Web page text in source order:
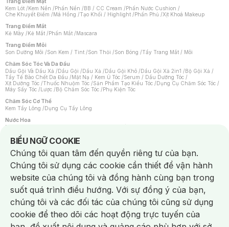
Kem Lót /Kem Nền /Phấn Nền /BB / CC Cream /Phấn Nước Cushion /
Che Khuyết Điểm /Má Hồng /Tạo Khối / Highlight /Phấn Phủ /Xịt Khoá Makeup
Trang Điểm Mắt
Kẻ Mày /Kẻ Mắt /Phấn Mắt /Mascara
Trang Điểm Môi
Son Dưỡng Môi /Son Kem / Tint /Son Thỏi /Son Bóng /Tẩy Trang Mắt / Môi
Chăm Sóc Tóc Và Da Đầu
Dầu Gội Và Dầu Xả /Dầu Gội /Dầu Xả /Dầu Gội Khô /Dầu Gội Xả 2in1 /Bộ Gội Xả /
Tẩy Tế Bào Chết Da Đầu /Mặt Nạ / Kem Ủ Tóc /Serum / Dầu Dưỡng Tóc /
Xịt Dưỡng Tóc /Thuốc Nhuộm Tóc /Sản Phẩm Tạo Kiểu Tóc /Dụng Cụ Chăm Sóc Tóc /
Máy Sấy Tóc /Lược /Bộ Chăm Sóc Tóc /Phụ Kiện Tóc
Chăm Sóc Cơ Thể
Kem Tẩy Lông /Dụng Cụ Tẩy Lông
Nước Hoa
Nước Hoa Nữ
Chăm Sóc Cá Nhân
Chống Muỗi /Khẩu Trang /Máy Massage/Mặt Nạ Xông Hơi /Nước Rửa Tay/
Sản Phẩm Chăm Sóc Khác /Bàn Chải Đánh Răng /Bàn Chải Điện/
Hỗ Trợ Trắng Răng/Kem Đánh Răng /Máy Tăm Nước/ Nước Súc Miệng/
Tăm / Chỉ Nha Khoa/ Xịt Thơm Miệng / Dung Dịch Vệ Sinh/Dưỡng Vùng Kín/
Khăn Ướt Vệ Sinh Vùng Kín/Băng Vệ Sinh/Tampon/Bọt Cạo Râu /Dao Cạo Râu/
Máy Cạo Râu
Vấn Đề Về Da
Da Dầu / Lỗ Chân Lông To/ Da Khô / Mất Nước/ Da Lão Hóa/ Da Mụn/
Da Nhạy Cảm / Kích Ứng
Da Xỉn Màu Thâm / Nám / Tàn Nhang
Quầng Thâm & Bọng Mắt /Sẹo /Viêm Da Cơ Địa
Dụng Cụ / Phụ Kiện Chăm Sóc Da
BIỂU NGỮ COOKIE
Notice about cookies usage
Chúng tôi quan tâm đến quyền riêng tư của bạn.
Chúng tôi sử dụng các cookie cần thiết để vận hành
website của chúng tôi và đồng hành cùng bạn trong
suốt quá trình điều hướng. Với sự đồng ý của bạn,
chúng tôi và các đối tác của chúng tôi cũng sử dụng
cookie để theo dõi các hoạt động trực tuyến của